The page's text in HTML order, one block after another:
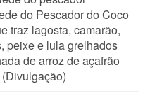
do Pescador do Coco
traz lagosta, camarão,
peixe e lula grelhados
de arroz de açafrão
(Divulgação)